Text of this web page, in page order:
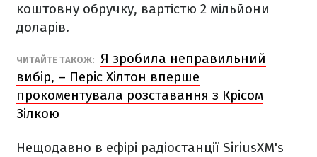
коштовну обручку, вартістю 2 мільйони
доларів.
ЧИТАЙТЕ ТАКОЖ: Я зробила неправильний
вибір, – Періс Хілтон вперше
прокоментувала розставання з Крісом
Зілкою
Нещодавно в ефірі радіостанції SiriusXM's